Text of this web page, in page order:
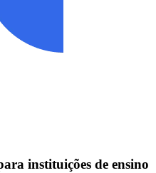
instituições de ensino